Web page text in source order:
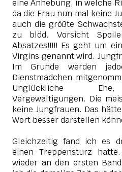
eine Anhebung, in welche
da die Frau nun mal keine
auch die größte
zu blöd. Vorsicht
Absatzes!!!!! Es geht um
Virgins genannt wird.
Im Grunde werden
Dienstmädchen
Unglückliche Ehe,
Vergewaltigungen. Die
keine Jungfrauen. Das
Wort besser darstellen
Gleichzeitig fand ich es
einen Treppensturz
wieder an den ersten